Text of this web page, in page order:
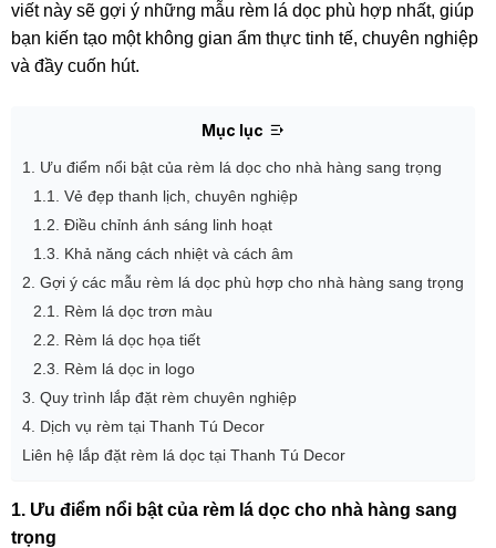
viết này sẽ gợi ý những mẫu rèm lá dọc phù hợp nhất, giúp
bạn kiến tạo một không gian ẩm thực tinh tế, chuyên nghiệp
và đầy cuốn hút.
Mục lục
1. Ưu điểm nổi bật của rèm lá dọc cho nhà hàng sang trọng
1.1. Vẻ đẹp thanh lịch, chuyên nghiệp
1.2. Điều chỉnh ánh sáng linh hoạt
1.3. Khả năng cách nhiệt và cách âm
2. Gợi ý các mẫu rèm lá dọc phù hợp cho nhà hàng sang trọng
2.1. Rèm lá dọc trơn màu
2.2. Rèm lá dọc họa tiết
2.3. Rèm lá dọc in logo
3. Quy trình lắp đặt rèm chuyên nghiệp
4. Dịch vụ rèm tại Thanh Tú Decor
Liên hệ lắp đặt rèm lá dọc tại Thanh Tú Decor
1. Ưu điểm nổi bật của rèm lá dọc cho nhà hàng sang
trọng